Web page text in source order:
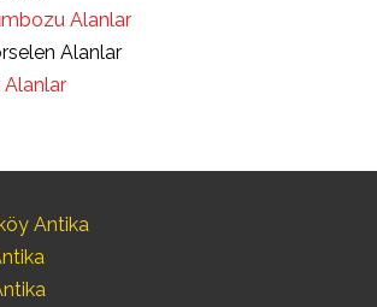
Alanlar
Alanlar
Antika